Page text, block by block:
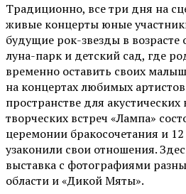
Традиционно, все три дня на
живые концерты юные
будущие рок-звезды в возрасте
луна-парк и детский сад, где
временно оставить своих
на концертах любимых
пространстве для
творческих встреч «Лампа»
церемонии бракосочетания и
узаконили свои отношения.
выставка с фотографиями
области и «Дикой Мяты».